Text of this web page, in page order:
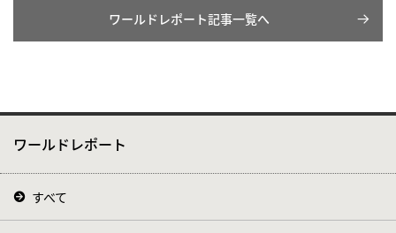
ワールドレポート記事一覧へ
ワールドレポート
すべて